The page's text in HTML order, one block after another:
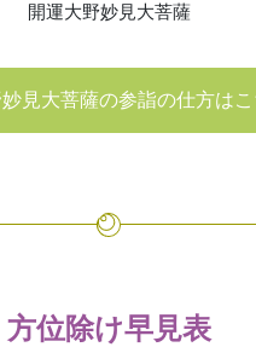
開運大野妙見大菩薩
見大菩薩の参詣の仕方はこ
方位除け早見表